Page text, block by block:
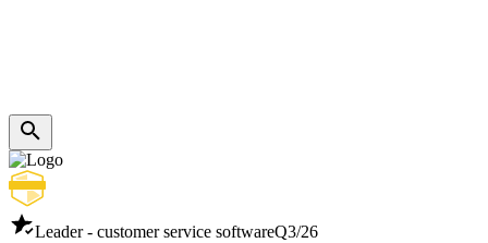
Leader - customer service softwareQ3/26